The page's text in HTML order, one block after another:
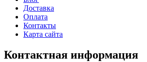
Доставка
Оплата
Контакты
Карта сайта
Контактная информация